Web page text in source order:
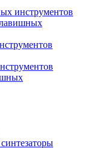
инструментов